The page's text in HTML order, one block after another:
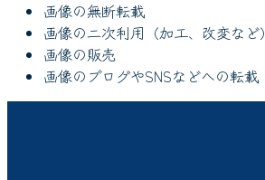
画像の無断転載
画像の二次利用（加工、改変など）
画像の販売
画像のブログやSNSなどへの転載